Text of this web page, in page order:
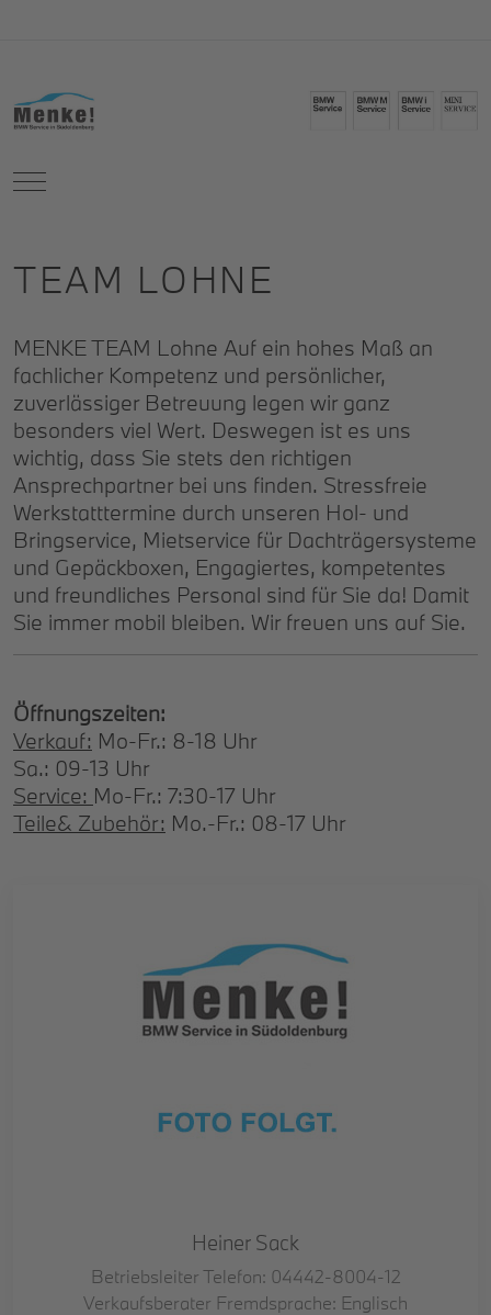
Mobile Menu Toggle
TEAM LOHNE
MENKE TEAM Lohne Auf ein hohes Maß an
fachlicher Kompetenz und persönlicher,
zuverlässiger Betreuung legen wir ganz
besonders viel Wert. Deswegen ist es uns
wichtig, dass Sie stets den richtigen
Ansprechpartner bei uns finden. Stressfreie
Werkstatttermine durch unseren Hol- und
Bringservice, Mietservice für Dachträgersysteme
und Gepäckboxen, Engagiertes, kompetentes
und freundliches Personal sind für Sie da! Damit
Sie immer mobil bleiben. Wir freuen uns auf Sie.
Öffnungszeiten:
Verkauf: Mo-Fr.: 8-18 Uhr
Sa.: 09-13 Uhr
Service: Mo-Fr.: 7:30-17 Uhr
Teile& Zubehör: Mo.-Fr.: 08-17 Uhr
Heiner Sack
Betriebsleiter Telefon: 04442-8004-12
Verkaufsberater Fremdsprache: Englisch